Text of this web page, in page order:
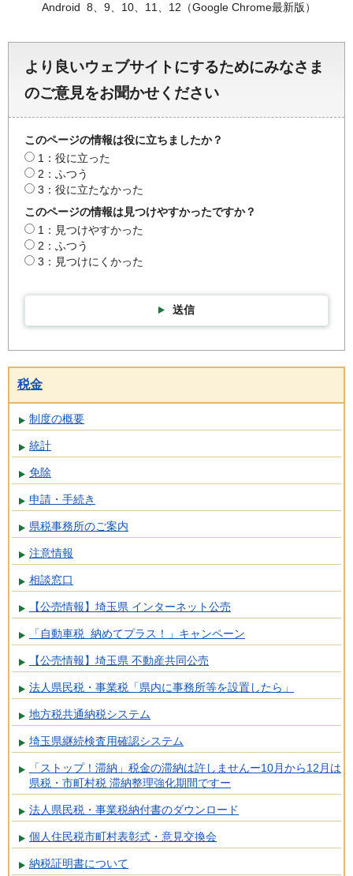
Android 8、9、10、11、12（Google Chrome最新版）
より良いウェブサイトにするためにみなさま
のご意見をお聞かせください
このページの情報は役に立ちましたか？
1：役に立った
2：ふつう
3：役に立たなかった
このページの情報は見つけやすかったですか？
1：見つけやすかった
2：ふつう
3：見つけにくかった
送信
税金
制度の概要
統計
免除
申請・手続き
県税事務所のご案内
注意情報
相談窓口
【公売情報】埼玉県 インターネット公売
「自動車税 納めてプラス！」キャンペーン
【公売情報】埼玉県 不動産共同公売
法人県民税・事業税「県内に事務所等を設置したら」
地方税共通納税システム
埼玉県継続検査用確認システム
「ストップ！滞納」税金の滞納は許しませんー10月から12月は
県税・市町村税 滞納整理強化期間ですー
法人県民税・事業税納付書のダウンロード
個人住民税市町村表彰式・意見交換会
納税証明書について